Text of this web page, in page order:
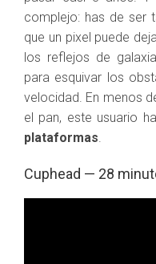
complejo: has de ser
que un pixel puede
los reflejos de
para esquivar los
velocidad. En menos
el pan, este usuario
plataformas.
Cuphead — 28